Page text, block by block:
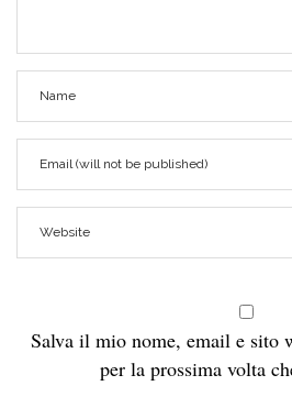
Salva il mio nome, email e sito
per la prossima volta